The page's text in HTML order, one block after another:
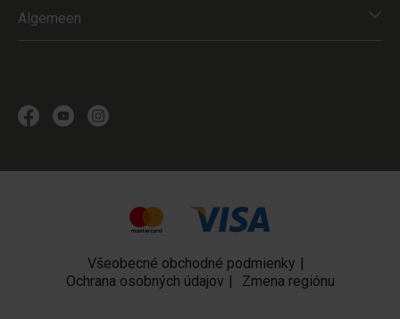
Algemeen
Všeobecné obchodné podmienky
Ochrana osobných údajov
Zmena regiónu